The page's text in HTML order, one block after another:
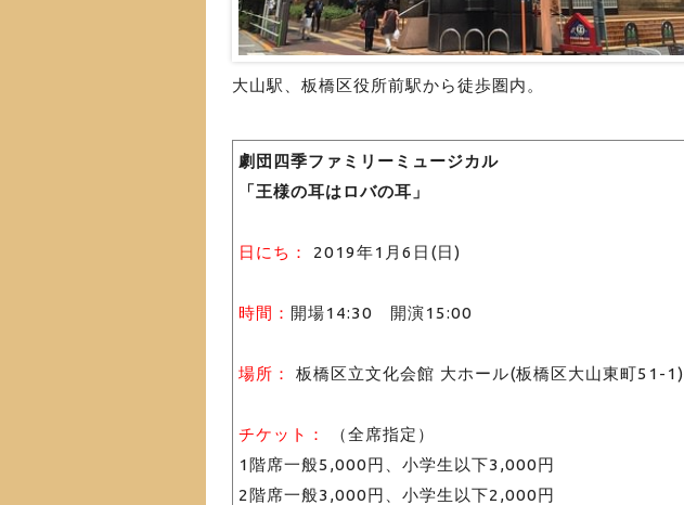
大山駅、板橋区役所前駅から徒歩圏内。
劇団四季ファミリーミュージカル
「王様の耳はロバの耳」
日にち： 2019年1月6日(日)
時間： 開場14:30 開演15:00
場所： 板橋区立文化会館 大ホール(板橋区大山東町51-1)
チケット：
（全席指定）
1階席一般5,000円、小学生以下3,000円
2階席一般3,000円、小学生以下2,000円